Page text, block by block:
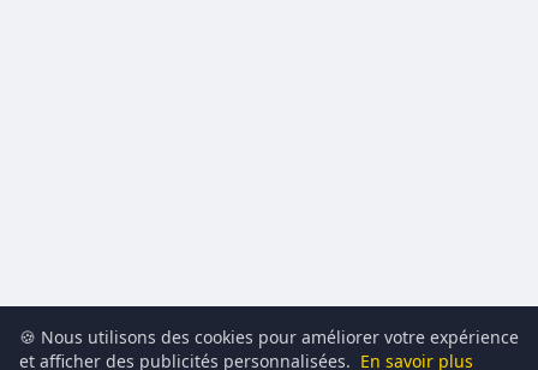
🍪 Nous utilisons des cookies pour améliorer votre expérience
et afficher des publicités personnalisées. En savoir plus